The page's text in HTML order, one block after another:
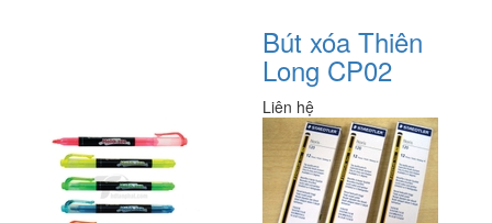
Bút xóa Thiên
Long CP02
Liên hệ